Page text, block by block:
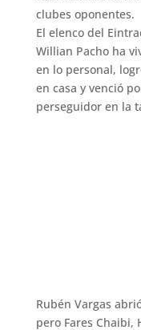
clubes oponentes.
El elenco del
Willian Pacho ha
en lo personal,
en casa y venció
perseguidor en la
Rubén Vargas
pero Fares Chaibi,